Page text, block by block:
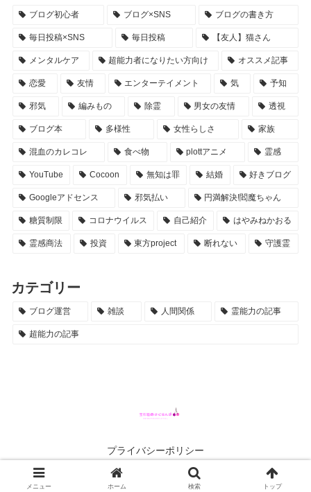
ブログ初心者 ブログ×SNS ブログの書き方
毎日投稿×SNS 毎日投稿 【友人】猫さん
メンタルケア 超能力者になりたい方向け オススメ記事
恋愛 友情 エンターテイメント 気 予知
邪気 編みもの 除霊 男女の友情 透視
ブログ本 多様性 女性らしさ 家族
混血のカレコレ 食べ物 plottアニメ 霊感
YouTube Cocoon 無知は罪 結婚 好きブログ
Googleアドセンス 邪気払い 円満解決!閻魔ちゃん
糖質制限 コロナウイルス 自己紹介 はやみねかおる
霊感商法 投資 東方project 断れない 守護霊
カテゴリー
ブログ運営 雑談 人間関係 霊能力の記事
超能力の記事
プライバシーポリシー
メニュー ホーム 検索 トップ